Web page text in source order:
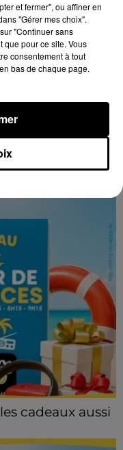
ZAHO, MC SOLAAR
Comme Caroline
cadeaux aussi
et fermer", ou affiner en
"Gérer mes choix".
"Continuer sans
que pour ce site. Vous
consentement à tout
bas de chaque page.